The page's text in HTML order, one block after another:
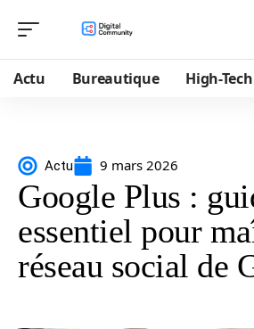
Actu Bureautique High-Tech
Actu 9 mars 2026
Google Plus :
essentiel pour
réseau social de